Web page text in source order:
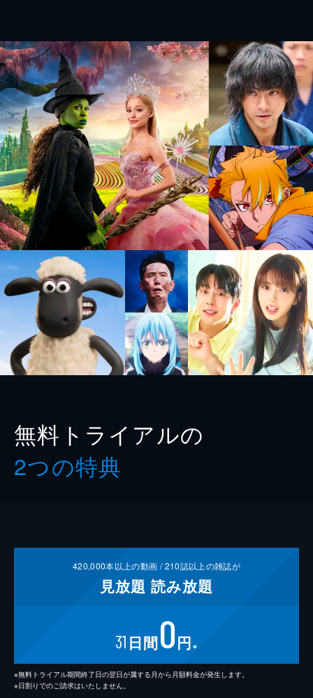
無料トライアルの
2つの特典
420,000本以上の動画 /210誌以上の雑誌が
見放題 読み放題
31 日間0円 ※
※無料トライアル期間終了日の翌日が属する月から月額料金が発生します。
※日割りでのご請求はいたしません。